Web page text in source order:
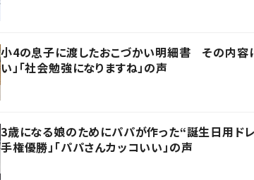
小4の息子に渡したおこづかい明細書 その内容
い」「社会勉強になりますね」の声
3歳になる娘のためにパパが作った“誕生日用ド
手権優勝」「パパさんカッコいい」の声